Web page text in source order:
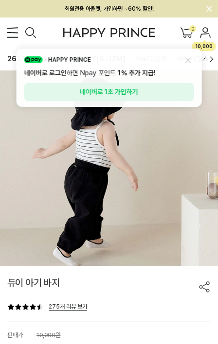
멤버십 최대 28,000원 혜택
0
10,000
26SS 신상 BEST BABY[6~12M] 하의/레깅스
듀이 아기 바지
275개 리뷰 보기
판매가
19,000원
HAPPY PRINCE
네이버로 로그인하면 Npay 포인트1%추가 지급!
네이버로 1초 가입하기